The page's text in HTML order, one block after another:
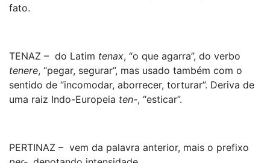
fato.
TENAZ – do Latim tenax, “o que agarra”, do verbo
tenere, “pegar, segurar”, mas usado também com o
sentido de “incomodar, aborrecer, torturar”. Deriva de
uma raiz Indo-Europeia ten-, “esticar”.
PERTINAZ – vem da palavra anterior, mais o prefixo